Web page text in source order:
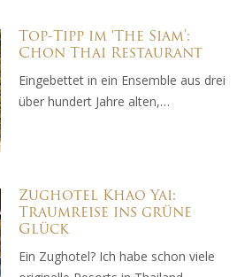
Top-Tipp im ‘The Siam’:
Chon Thai Restaurant
Eingebettet in ein Ensemble aus drei
über hundert Jahre alten,…
Zughotel Khao Yai:
Traumreise ins grüne
Glück
Ein Zughotel? Ich habe schon viele